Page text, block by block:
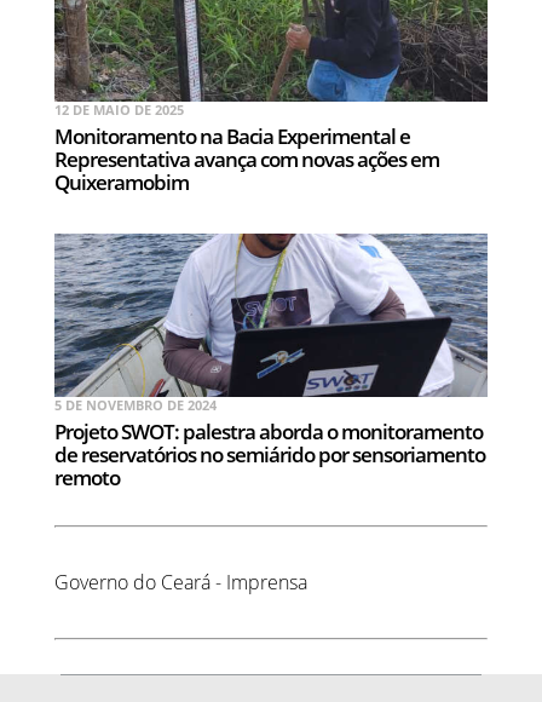
12 DE MAIO DE 2025
Monitoramento na Bacia Experimental e
Representativa avança com novas ações em
Quixeramobim
5 DE NOVEMBRO DE 2024
Projeto SWOT: palestra aborda o monitoramento
de reservatórios no semiárido por sensoriamento
remoto
Governo do Ceará - Imprensa